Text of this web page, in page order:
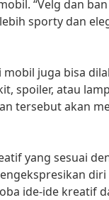
“Velg dan
sporty dan
juga bisa
spoiler, atau
tersebut akan
yang sesuai
ide-ide kreatif